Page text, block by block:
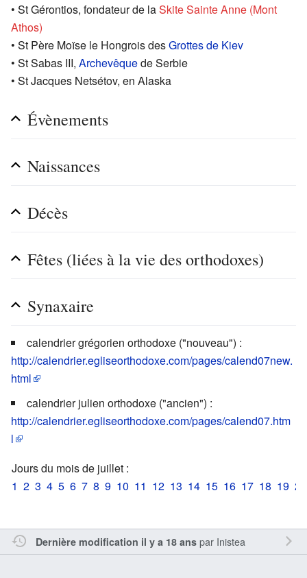
• St Gérontios, fondateur de laSkite Sainte Anne (Mont
Athos)
• St Père Moïse le Hongrois desGrottes de Kiev
• St Sabas III, Archevêquede Serbie
• St Jacques Netsétov, en Alaska
Évènements
Naissances
Décès
Fêtes (liées à la vie des orthodoxes)
Synaxaire
calendrier grégorien orthodoxe ("nouveau") :
http://calendrier.egliseorthodoxe.com/pages/calend07new.
html
calendrier julien orthodoxe ("ancien") :
http://calendrier.egliseorthodoxe.com/pages/calend07.htm
l
Jours du mois de juillet :
1 2 3 4 5 6 7 8 9 10 11 12 13 14 15 16 17 18 19 20
Dernière modification il y a 18 anspar Inistea